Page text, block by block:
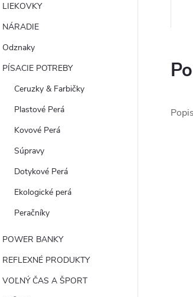
LIEKOVKY
NÁRADIE
Odznaky
PÍSACIE POTREBY
Ceruzky & Farbičky
Plastové Perá
Kovové Perá
Súpravy
Dotykové Perá
Ekologické perá
Peračníky
POWER BANKY
REFLEXNÉ PRODUKTY
VOĽNÝ ČAS A ŠPORT